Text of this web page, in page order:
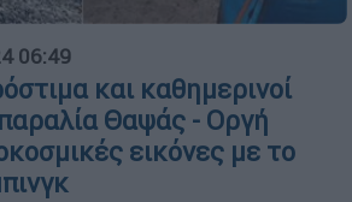
06:49
και καθημερινοί
Θαψάς - Οργή
εικόνες με το